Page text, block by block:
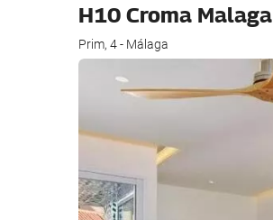
H10 Croma Malaga
Prim, 4 - Málaga